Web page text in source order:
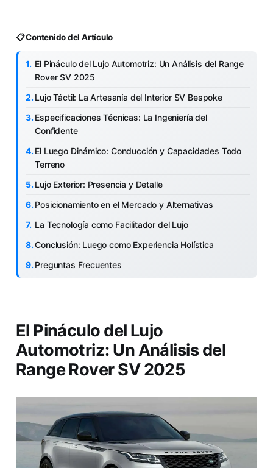
📋 Contenido del Artículo
El Pináculo del Lujo Automotriz: Un Análisis del Range
Rover SV 2025
Lujo Táctil: La Artesanía del Interior SV Bespoke
Especificaciones Técnicas: La Ingeniería del
Confidente
El Luego Dinámico: Conducción y Capacidades Todo
Terreno
Lujo Exterior: Presencia y Detalle
Posicionamiento en el Mercado y Alternativas
La Tecnología como Facilitador del Lujo
Conclusión: Luego como Experiencia Holística
Preguntas Frecuentes
El Pináculo del Lujo
Automotriz: Un Análisis del
Range Rover SV 2025